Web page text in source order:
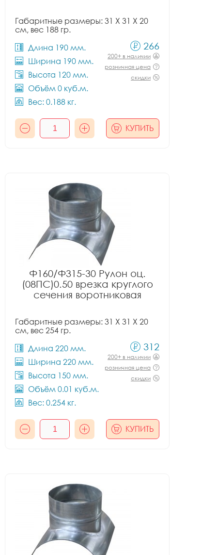
Габаритные размеры: 31 X 31 X 20
см, вес 188 гр.
Длина 190 мм.
Ширина 190 мм.
Высота 120 мм.
Объём 0 куб.м.
Вес: 0.188 кг.
266
200+ в наличии
розничная цена
скидки
КУПИТЬ
Ф160/Ф315-30 Рулон оц.
(08ПС)0.50 врезка круглого
сечения воротниковая
Габаритные размеры: 31 X 31 X 20
см, вес 254 гр.
Длина 220 мм.
Ширина 220 мм.
Высота 150 мм.
Объём 0.01 куб.м.
Вес: 0.254 кг.
312
200+ в наличии
розничная цена
скидки
КУПИТЬ